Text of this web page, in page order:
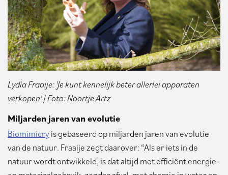
Lydia Fraaije: 'Je kunt kennelijk beter allerlei apparaten
verkopen' | Foto: Noortje Artz
Miljarden jaren van evolutie
Biomimicry is gebaseerd op miljarden jaren van evolutie
van de natuur. Fraaije zegt daarover: “Als er iets in de
natuur wordt ontwikkeld, is dat altijd met efficiënt energie-